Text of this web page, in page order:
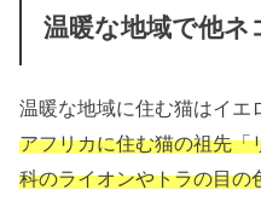
温暖な地域で他ネ
温暖な地域に住む猫はイエ
アフリカに住む猫の祖先「
科のライオンやトラの目の